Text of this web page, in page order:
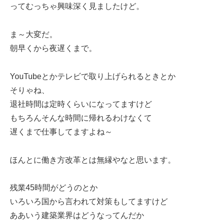
ってむっちゃ興味深く見ましたけど。
ま～大変だ。
朝早くから夜遅くまで。
YouTubeとかテレビで取り上げられるときとか
そりゃね、
退社時間は定時くらいになってますけど
もちろんそんな時間に帰れるわけなくて
遅くまで仕事してますよね～
ほんとに働き方改革とは無縁やなと思います。
残業45時間がどうのとか
いろいろ国から言われて対策もしてますけど
ああいう建築業界はどうなってんだか